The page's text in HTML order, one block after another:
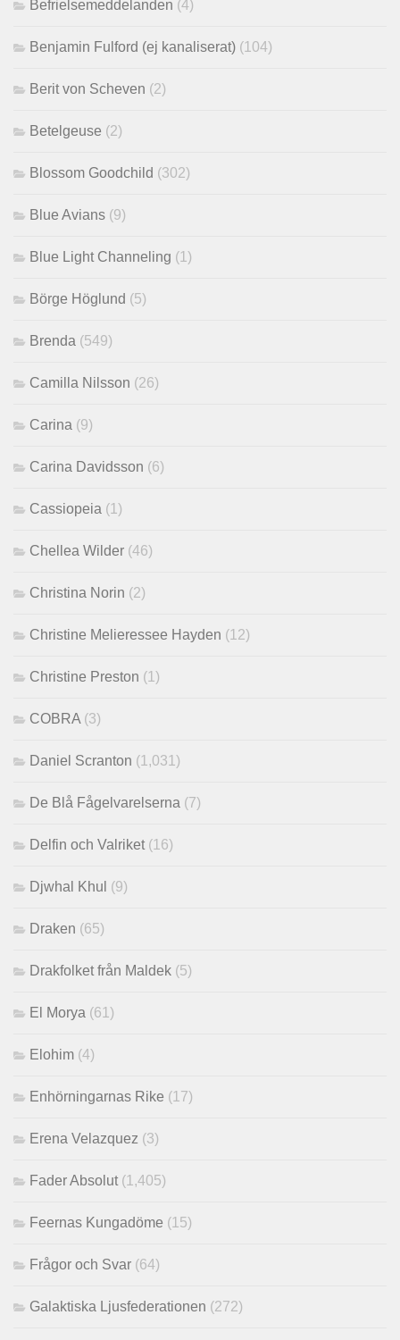
Befrielsemeddelanden (4)
Benjamin Fulford (ej kanaliserat) (104)
Berit von Scheven (2)
Betelgeuse (2)
Blossom Goodchild (302)
Blue Avians (9)
Blue Light Channeling (1)
Börge Höglund (5)
Brenda (549)
Camilla Nilsson (26)
Carina (9)
Carina Davidsson (6)
Cassiopeia (1)
Chellea Wilder (46)
Christina Norin (2)
Christine Melieressee Hayden (12)
Christine Preston (1)
COBRA(3)
Daniel Scranton (1,031)
De Blå Fågelvarelserna (7)
Delfin och Valriket(16)
Djwhal Khul (9)
Draken (65)
Drakfolket från Maldek (5)
El Morya (61)
Elohim (4)
Enhörningarnas Rike (17)
Erena Velazquez (3)
Fader Absolut(1,405)
Feernas Kungadöme (15)
Frågor och Svar (64)
Galaktiska Ljusfederationen (272)